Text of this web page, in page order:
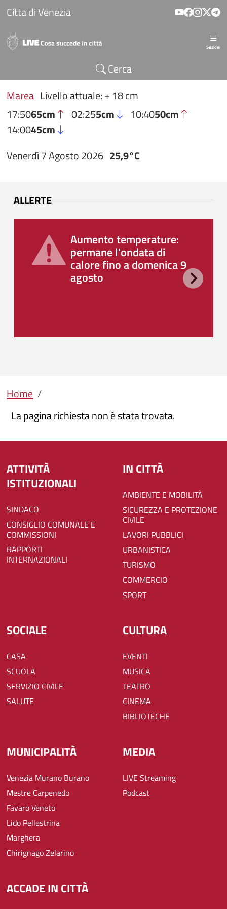
Salta al contenuto principale
Citta di Venezia
Sezioni
Cerca
Marea Livello attuale: + 18 cm
17:5065cm 02:255cm 10:4050cm
14:0045cm
Venerdì 7 Agosto 2026 25,9°C
ALLERTE
Aumento temperature:
permane l'ondata di
calore fino a domenica 9
agosto
Briciole di pane
Home
La pagina richiesta non è stata trovata.
ATTIVITÀ
ISTITUZIONALI
SINDACO
CONSIGLIO COMUNALE E
COMMISSIONI
RAPPORTI
INTERNAZIONALI
IN CITTÀ
AMBIENTE E MOBILITÀ
SICUREZZA E PROTEZIONE
CIVILE
LAVORI PUBBLICI
URBANISTICA
TURISMO
COMMERCIO
SPORT
SOCIALE
CASA
SCUOLA
SERVIZIO CIVILE
SALUTE
CULTURA
EVENTI
MUSICA
TEATRO
CINEMA
BIBLIOTECHE
MUNICIPALITÀ
Venezia Murano Burano
Mestre Carpenedo
Favaro Veneto
Lido Pellestrina
Marghera
Chirignago Zelarino
MEDIA
LIVE Streaming
Podcast
ACCADE IN CITTÀ